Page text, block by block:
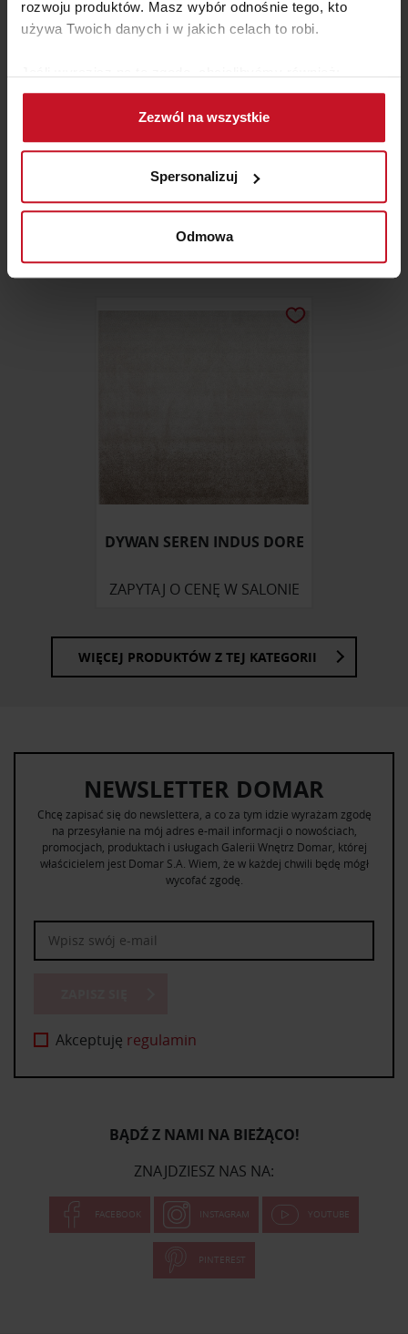
rozwoju produktów. Masz wybór odnośnie tego, kto
używa Twoich danych i w jakich celach to robi.
Gromadzić dane dotyczące Twojej lokalizacji
geograficznej z dokładnością nawet do kilku metrów
Identyfikować Twoje urządzenie, aktywnie
(fingerprinting, czyli wirtualny odcisk palca)
Dowiedz się więcej odnośnie tego, jak Twoje osobiste
dane są przetwarzane oraz ustaw własne preferencje w
zmienić lub wycofać swoją zgodę w dowolnej chwili.
Wykorzystujemy pliki cookie do spersonalizowania treści
Zezwól na wszystkie
Spersonalizuj
Odmowa
DYWAN CANBERRA GRAND
DYWAN SEREN INDUS DORE
ZAPYTAJ O CENĘ W SALONIE
WIĘCEJ PRODUKTÓW Z TEJ KATEGORII
NEWSLETTER DOMAR
Chcę zapisać się do newslettera, a co za tym idzie wyrażam zgodę
na przesyłanie na mój adres e-mail informacji o nowościach,
promocjach, produktach i usługach Galerii Wnętrz Domar, której
właścicielem jest Domar S.A. Wiem, że w każdej chwili będę mógł
wycofać zgodę.
Akceptuję regulamin
BĄDŹ Z NAMI NA BIEŻĄCO!
ZNAJDZIESZ NAS NA:
FACEBOOK INSTAGRAM YOUTUBE
PINTEREST